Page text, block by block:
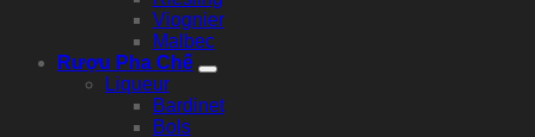
Viognier
Malbec
Rượu Pha Chế
Liqueur
Bardinet
Bols